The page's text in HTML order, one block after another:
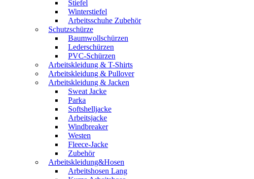
Stiefel
Winterstiefel
Arbeitsschuhe Zubehör
Schutzschürze
Baumwollschürzen
Lederschürzen
PVC-Schürzen
Arbeitskleidung & T-Shirts
Arbeitskleidung & Pullover
Arbeitskleidung & Jacken
Sweat Jacke
Parka
Softshelljacke
Arbeitsjacke
Windbreaker
Westen
Fleece-Jacke
Zubehör
Arbeitskleidung&Hosen
Arbeitshosen Lang